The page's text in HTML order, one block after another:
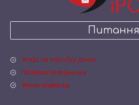
Питання
Згода на обробку даних
Політика повернення
Умови співпраці